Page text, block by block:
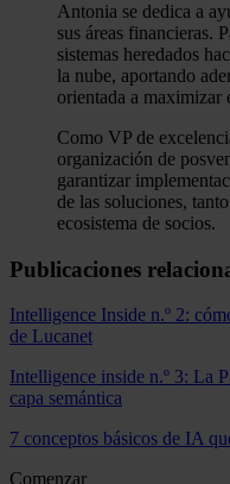
Antonia se dedica a
sus áreas financieras.
sistemas heredados
la nube, aportando
orientada a maximizar
Como VP de
organización de
garantizar
de las soluciones,
ecosistema de socios.
Publicaciones
Intelligence Inside n.º 2:
de Lucanet
Intelligence inside n.º 3: La
capa semántica
7 conceptos básicos de IA
Comenzar